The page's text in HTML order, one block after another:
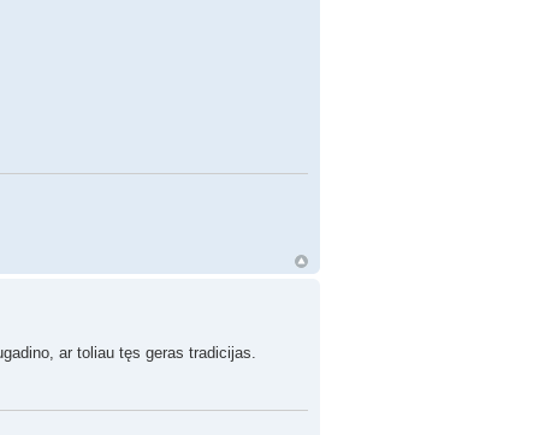
ar toliau tęs geras tradicijas.